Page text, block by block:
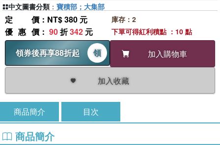
定價 ：NT$ 380 元
優惠價 ： 90折342 元
領券後再享88折起
領 加入購物車
加入收藏
庫存：2
下單可得紅利積點 ：10 點
中文圖書分類 ： 寶積部；大集部
商品簡介 目次
商品簡介